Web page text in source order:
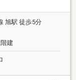
旭駅 徒歩5分
建